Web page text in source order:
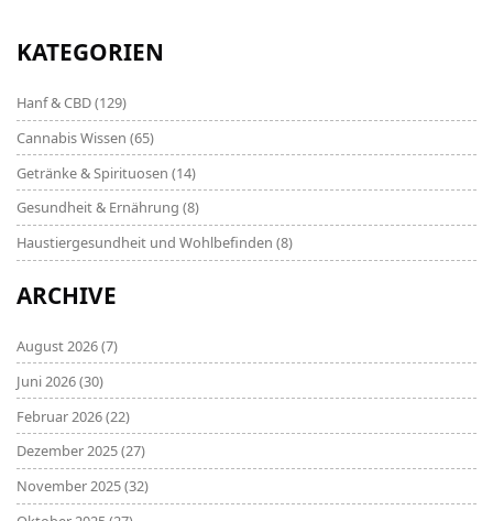
Kommentaren, ich freue mich auf den Austausch mit
KATEGORIEN
Hanf & CBD(129)
Cannabis Wissen (65)
Getränke & Spirituosen (14)
Gesundheit & Ernährung (8)
Haustiergesundheit und Wohlbefinden (8)
ARCHIVE
August 2026(7)
Juni 2026(30)
Februar 2026(22)
Dezember 2025(27)
November 2025(32)